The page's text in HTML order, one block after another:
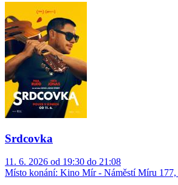
Srdcovka
11. 6. 2026 od 19:30 do 21:08
Místo konání: Kino Mír - Náměstí Míru 177,